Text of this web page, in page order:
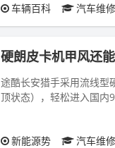
车辆百科 汽车维
硬朗皮卡机甲风还
途酷长安猎手采用流线
顶状态），轻松进入国内
新能源势 汽车维